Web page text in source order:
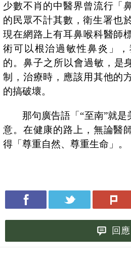
少數不肖的中醫界曾流行「
的民眾不計其數，衛生署也
現在網路上有耳鼻喉科醫師
術可以根治過敏性鼻炎」
的。鼻子之所以會過敏，是
制，治療時，應該用其他的
的搞破壞。
那句廣告語「“至南”就
意。在健康的路上，無論醫
得「尊重自然、尊重生命」。
回應